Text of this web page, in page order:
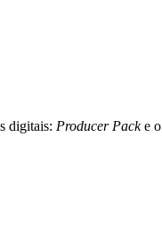
digitais: Producer Packe o